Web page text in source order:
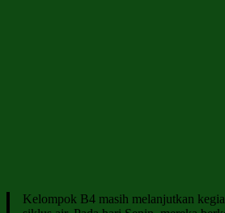
Kelompok B4 masih melanjutkan